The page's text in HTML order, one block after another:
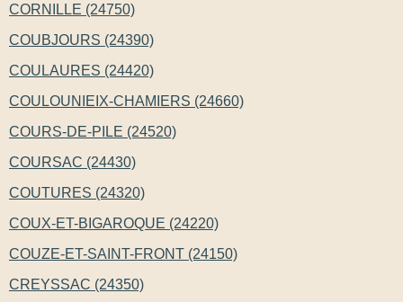
CORNILLE (24750)
COUBJOURS (24390)
COULAURES (24420)
COULOUNIEIX-CHAMIERS (24660)
COURS-DE-PILE (24520)
COURSAC (24430)
COUTURES (24320)
COUX-ET-BIGAROQUE (24220)
COUZE-ET-SAINT-FRONT (24150)
CREYSSAC (24350)